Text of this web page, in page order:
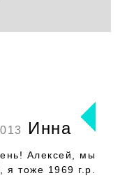
Инна
Алексей, мы
я тоже 1969 г.р.